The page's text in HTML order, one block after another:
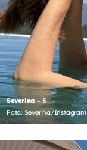
Severina - 5
Foto: Severina/Instagram